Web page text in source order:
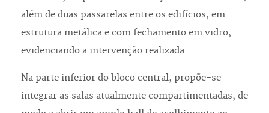
além de duas passarelas entre os edifícios, em
estrutura metálica e com fechamento em vidro,
evidenciando a intervenção realizada.
Na parte inferior do bloco central, propõe-se
integrar as salas atualmente compartimentadas, de